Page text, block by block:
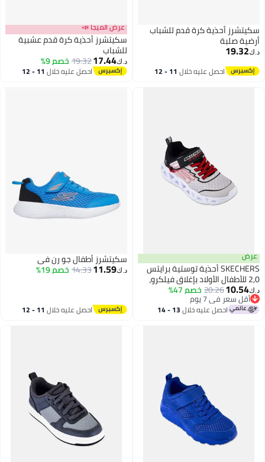
سكيتشرز أحذية كرة قدم للشباب
أرضية صلبة
د.ك‏19.32
احصل عليه خلال 11 - 12
عرض الميجا 📣
سكيتشرز أحذية كرة قدم عشبية
للشباب
د.ك‏17.44
19.32خصم 9%
احصل عليه خلال 11 - 12
عرض
SKECHERS أحذية توستية برايتس
2,0 للأطفال الأولاد بإغلاق فيلكرو،
بيج
د.ك‏10.54
20.26خصم 47%
أقل سعر في 7 يوم
أقل سعر في 7 يوماحصل عليه خلال 13 - 14
سكيتشرز أطفال جو رن في
د.ك‏11.59
14.33خصم 19%
احصل عليه خلال 11 - 12